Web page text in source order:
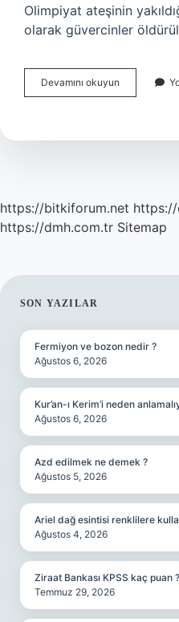
Olimpiyat ateşinin
olarak güvercinler
Devamını okuyun
Seul
Adına
https://bitkiforum.net
https://dmh.com.tr Sitemap
SIDEBAR
SON YAZILAR
Fermiyon ve bozon nedir ?
Ağustos 6, 2026
Kur’an-ı Kerim’i neden
Ağustos 6, 2026
Azd edilmek ne demek ?
Ağustos 5, 2026
Ariel dağ esintisi renklilere
Ağustos 4, 2026
Ziraat Bankası KPSS kaç puan ?
Temmuz 29, 2026